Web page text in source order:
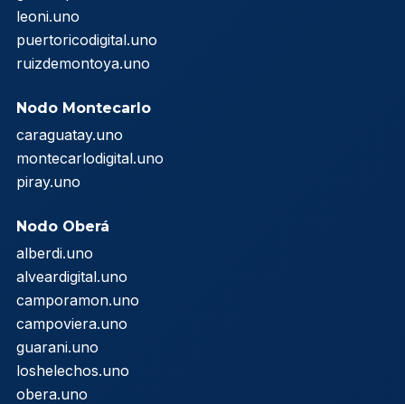
leoni.uno
puertoricodigital.uno
ruizdemontoya.uno
Nodo Montecarlo
caraguatay.uno
montecarlodigital.uno
piray.uno
Nodo Oberá
alberdi.uno
alveardigital.uno
camporamon.uno
campoviera.uno
guarani.uno
loshelechos.uno
obera.uno